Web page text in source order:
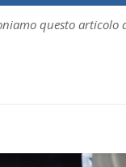
questo